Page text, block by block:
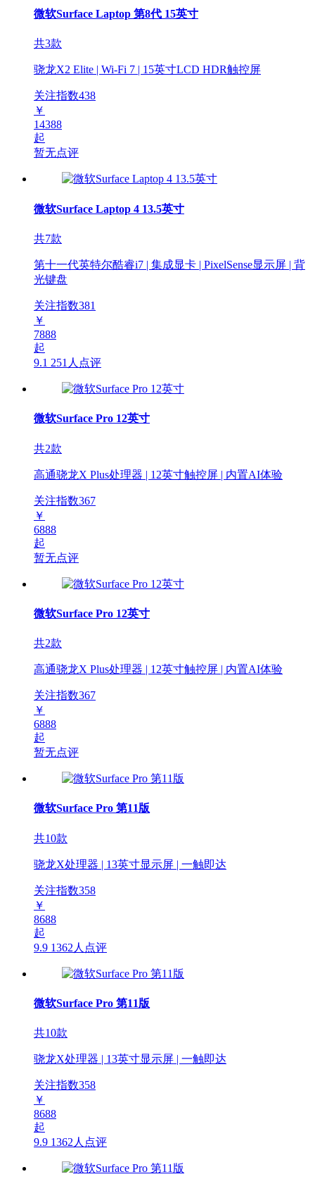
微软Surface Laptop 第8代 15英寸
共3款
骁龙X2 Elite | Wi-Fi 7 | 15英寸LCD HDR触控屏
关注指数438
￥
14388
起
暂无点评
微软Surface Laptop 4 13.5英寸
共7款
第十一代英特尔酷睿i7 | 集成显卡 | PixelSense显示屏 | 背
光键盘
关注指数381
￥
7888
起
9.1 251人点评
微软Surface Pro 12英寸
共2款
高通骁龙X Plus处理器 | 12英寸触控屏 | 内置AI体验
关注指数367
￥
6888
起
暂无点评
微软Surface Pro 12英寸
共2款
高通骁龙X Plus处理器 | 12英寸触控屏 | 内置AI体验
关注指数367
￥
6888
起
暂无点评
微软Surface Pro 第11版
共10款
骁龙X处理器 | 13英寸显示屏 | 一触即达
关注指数358
￥
8688
起
9.9 1362人点评
微软Surface Pro 第11版
共10款
骁龙X处理器 | 13英寸显示屏 | 一触即达
关注指数358
￥
8688
起
9.9 1362人点评